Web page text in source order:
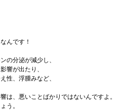
んです！
の分泌が減少し、
響が出たり、
性、浮腫みなど、
は、悪いことばかりではないんですよ。
う。